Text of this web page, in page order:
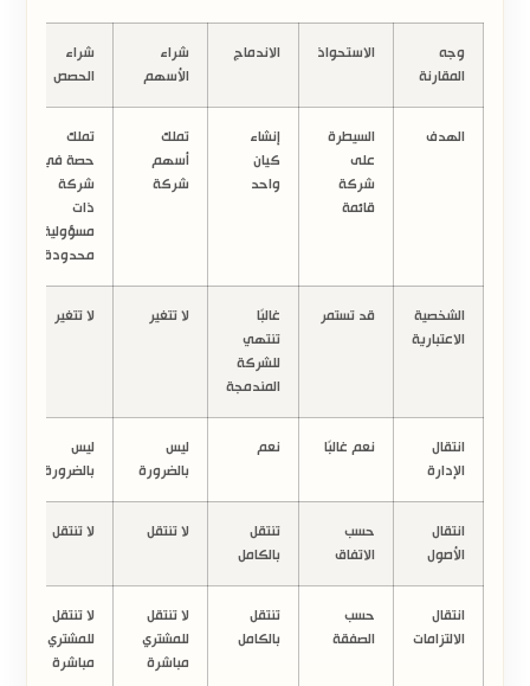
وجه
المقارنة
الاستحواذ الاندماج
شراء
الأسهم
شراء
الحصص
الهدف
السيطرة
على
شركة
قائمة
إنشاء
كيان
واحد
تملك
أسهم
شركة
تملك
حصة في
شركة
ذات
مسؤولية
محدودة
الشخصية
الاعتبارية
قد تستمر
غالبًا
تنتهي
للشركة
المندمجة
لا تتغير لا تتغير
انتقال
الإدارة
نعم غالبًا نعم
ليس
بالضرورة
ليس
بالضرورة
انتقال
الأصول
حسب
الاتفاق
تنتقل
بالكامل
لا تنتقل لا تنتقل
انتقال
الالتزامات
حسب
الصفقة
تنتقل
بالكامل
لا تنتقل
للمشتري
مباشرة
لا تنتقل
للمشتري
مباشرة